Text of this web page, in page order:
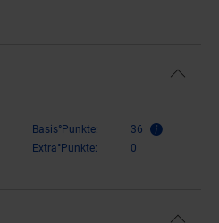
Basis°Punkte:
36
Extra°Punkte:
0